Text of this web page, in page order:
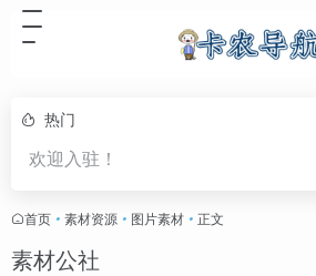
热门
欢迎入驻！
首页 • 素材资源 • 图片素材 • 正文
素材公社